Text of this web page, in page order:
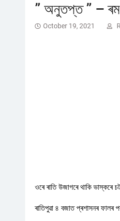
” অনুতপ্ত ” –
October 19, 2021
ওৰে ৰাতি উজাগৰে থাকি ভাস্কৰে
ৰাতিপুৱা ৪ বজাত প্ৰশাসনৰ ফালৰ